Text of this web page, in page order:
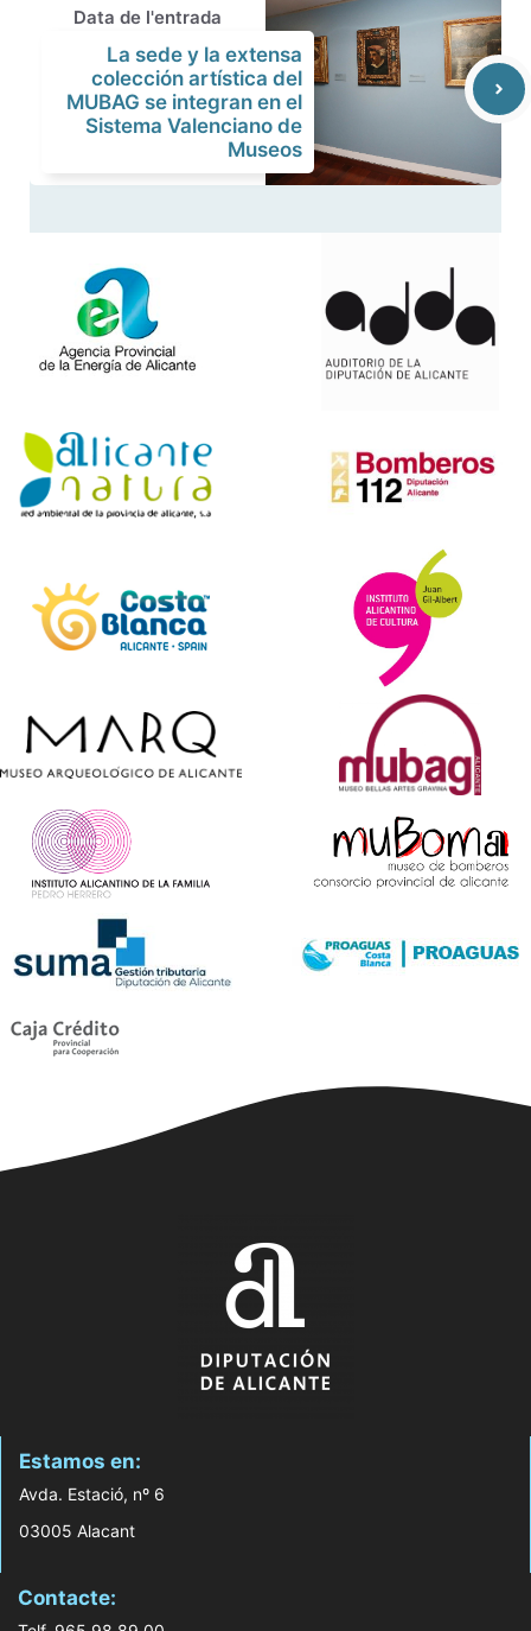
Data de l'entrada
La sede y la extensa
colección artística del
MUBAG se integran en el
Sistema Valenciano de
Museos
Estamos en:
Avda. Estació, nº 6
03005 Alacant
Contacte: